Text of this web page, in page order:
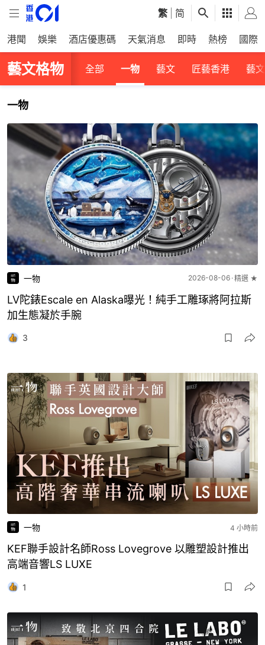
繁 简
港聞 娛樂 酒店優惠碼 天氣消息 即時 熱榜 國際
藝文格物 全部 一物 藝文 匠藝香港 藝
一物
一物 2026-08-06 精選 ★
LV陀錶Escale en Alaska曝光！純手工雕琢將阿拉斯
加生態凝於手腕
3
一物 4 小時前
KEF聯手設計名師Ross Lovegrove 以雕塑設計推出
高端音響LS LUXE
1